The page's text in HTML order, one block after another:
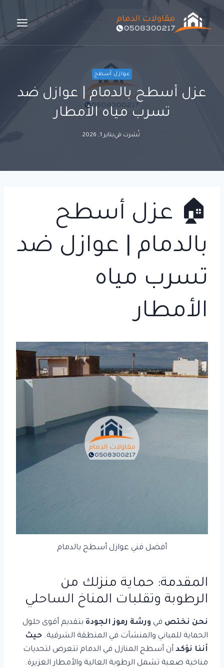
التجاوز
المحتوى
عوازل أسطح
عزل أسطح بالدمام | عوازل ضد
تسرب مياه الأمطار
نُشرت فييناير 1, 2026
🏠 عزل أسطح
بالدمام | عوازل ضد
تسرب مياه
الأمطار
أفضل فني عوازل أسطح بالدمام
المقدمة: حماية منزلك من
الرطوبة وتقلبات المناخ الساحلي
نحن نختص في ورشة رموز الجودة بتقديم أقوى حلول
الحماية للمباني والمنشآت في المنطقة الشرقية. حيث
أننا نؤكد أن أسطح المنازل في الدمام تتعرض لتحديات
مناخية صعبة تشمل الرطوبة العالية والأمطار الغزيرة.